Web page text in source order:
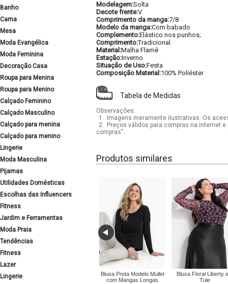
Banho
Cama
Mesa
Moda Evangélica
Moda Feminina
Decoração Casa
Roupa para Menina
Roupa para Menino
Calçado Feminino
Calçado Masculino
Calçado para menina
Calçado para menino
Lingerie
Moda Masculina
Pijamas
Utilidades Domésticas
Escolhas das Influencers
Fitness
Jardim e Ferramentas
Moda Praia
Tendências
Fitness
Lazer
Lingerie
Modelagem:Solta
Decote frente:V
Comprimento da manga:7/8
Modelo da manga:Com babado
Complemento:Elástico nos punhos;
Comprimento:Tradicional
Material:Malha Flamê
Estação:Inverno
Situação de Uso:Festa
Composição Material:100% Poliéster
Tabela de Medidas
Observações:
1.
Imagens meramente ilustrativas. Os
2.
Preços válidos para compras na internet
compras".
Produtos similares
Blusa Preta Modelo Mullet
com Mangas Longas
Blusa Floral Liberty
Tule